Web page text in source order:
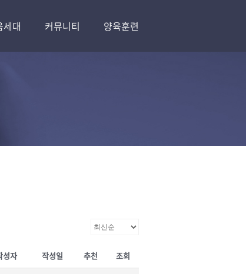
세대 커뮤니티 양육훈련
성자 작성일 추천 조회